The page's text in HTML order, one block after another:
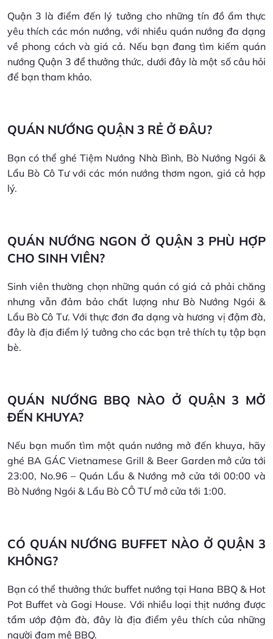
Quận 3 là điểm đến lý tưởng cho những tín đồ ẩm thực
yêu thích các món nướng, với nhiều quán nướng đa dạng
về phong cách và giá cả. Nếu bạn đang tìm kiếm quán
nướng Quận 3 để thưởng thức, dưới đây là một số câu hỏi
để bạn tham khảo.
QUÁN NƯỚNG QUẬN 3 RẺ Ở ĐÂU?
Bạn có thể ghé Tiệm Nướng Nhà Bình, Bò Nướng Ngói &
Lẩu Bò Cô Tư với các món nướng thơm ngon, giá cả hợp
lý.
QUÁN NƯỚNG NGON Ở QUẬN 3 PHÙ HỢP
CHO SINH VIÊN?
Sinh viên thường chọn những quán có giá cả phải chăng
nhưng vẫn đảm bảo chất lượng như Bò Nướng Ngói &
Lẩu Bò Cô Tư. Với thực đơn đa dạng và hương vị đậm đà,
đây là địa điểm lý tưởng cho các bạn trẻ thích tụ tập bạn
bè.
QUÁN NƯỚNG BBQ NÀO Ở QUẬN 3 MỞ
ĐẾN KHUYA?
Nếu bạn muốn tìm một quán nướng mở đến khuya, hãy
ghé BA GÁC Vietnamese Grill & Beer Garden mở cửa tới
23:00, No.96 – Quán Lẩu & Nướng mở cửa tới 00:00 và
Bò Nướng Ngói & Lẩu Bò CÔ TƯ mở cửa tới 1:00.
CÓ QUÁN NƯỚNG BUFFET NÀO Ở QUẬN 3
KHÔNG?
Bạn có thể thưởng thức buffet nướng tại Hana BBQ & Hot
Pot Buffet và Gogi House. Với nhiều loại thịt nướng được
tẩm ướp đậm đà, đây là địa điểm yêu thích của những
người đam mê BBQ.